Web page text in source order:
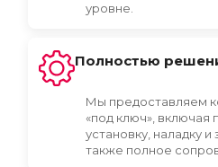
уровне.
Полностью
Мы предоставляем
«под ключ», включая
установку, наладку
также полное